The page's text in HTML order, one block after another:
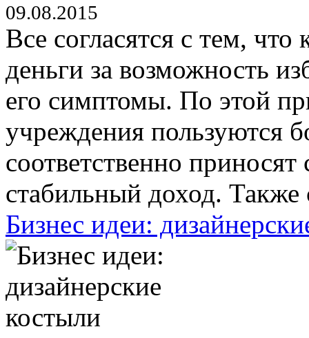
09.08.2015
Все согласятся с тем,
деньги за возможность
его симптомы. По этой
учреждения пользуются
соответственно
стабильный доход. Также
Бизнес идеи: